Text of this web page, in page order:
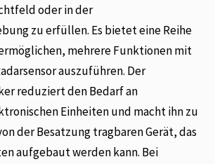
oder in der
zu erfüllen. Es bietet eine Reihe
mehrere Funktionen mit
auszuführen. Der
reduziert den Bedarf an
Einheiten und macht ihn zu
der Besatzung tragbaren Gerät, das
aufgebaut werden kann. Bei